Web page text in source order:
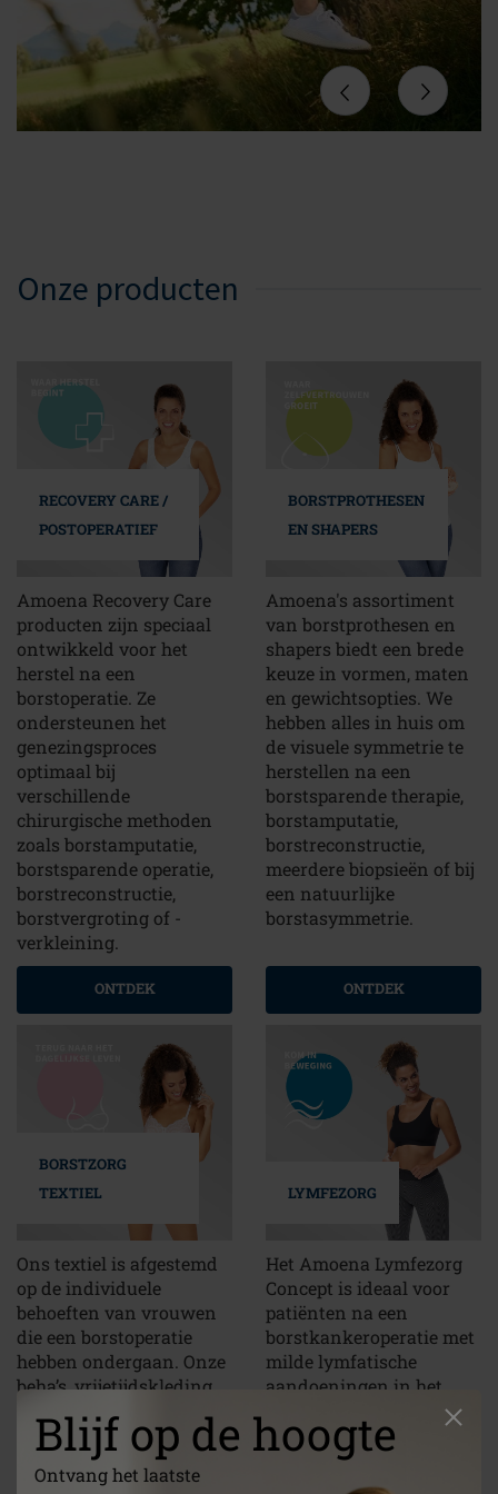
Blijf op de hoogte
Ontvang het laatste
Onze producten
RECOVERY CARE /
POSTOPERATIEF
Amoena Recovery Care
producten zijn speciaal
ontwikkeld voor het
herstel na een
borstoperatie. Ze
ondersteunen het
genezingsproces
optimaal bij
verschillende
chirurgische methoden
zoals borstamputatie,
borstsparende operatie,
borstreconstructie,
borstvergroting of -
verkleining.
ONTDEK
BORSTPROTHESEN
EN SHAPERS
Amoena's assortiment
van borstprothesen en
shapers biedt een brede
keuze in vormen, maten
en gewichtsopties. We
hebben alles in huis om
de visuele symmetrie te
herstellen na een
borstsparende therapie,
borstamputatie,
borstreconstructie,
meerdere biopsieën of bij
een natuurlijke
borstasymmetrie.
ONTDEK
BORSTZORG
TEXTIEL
Ons textiel is afgestemd
op de individuele
behoeften van vrouwen
die een borstoperatie
hebben ondergaan. Onze
beha’s, vrijetijdskleding
maximaal draagcomfort
en hebben allen
onzichtbare hoesjes aan
LYMFEZORG
Het Amoena Lymfezorg
Concept is ideaal voor
patiënten na een
borstkankeroperatie met
milde lymfatische
aandoeningen in het
borstgebied.